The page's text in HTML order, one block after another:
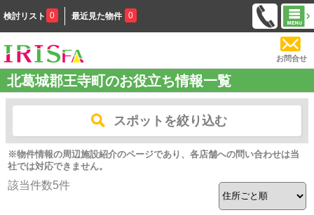
検討リスト 0 最近見た物件 0
お問合せ
北葛城郡王寺町のお役立ち情報一覧
スポットを絞り込む
※物件情報の周辺施設紹介のページであり、各店舗への問い合わせは当
社では対応できません。
該当件数5件